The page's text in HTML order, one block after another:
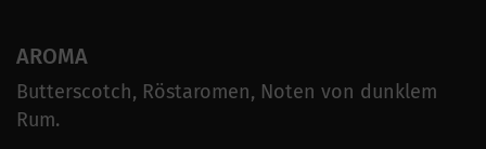
AROMA
Butterscotch, Röstaromen, Noten von dunklem
Rum.